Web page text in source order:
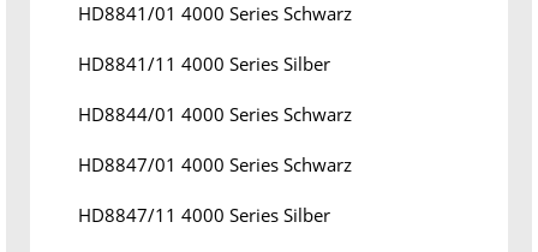
HD8841/01 4000 Series Schwarz
HD8841/11 4000 Series Silber
HD8844/01 4000 Series Schwarz
HD8847/01 4000 Series Schwarz
HD8847/11 4000 Series Silber